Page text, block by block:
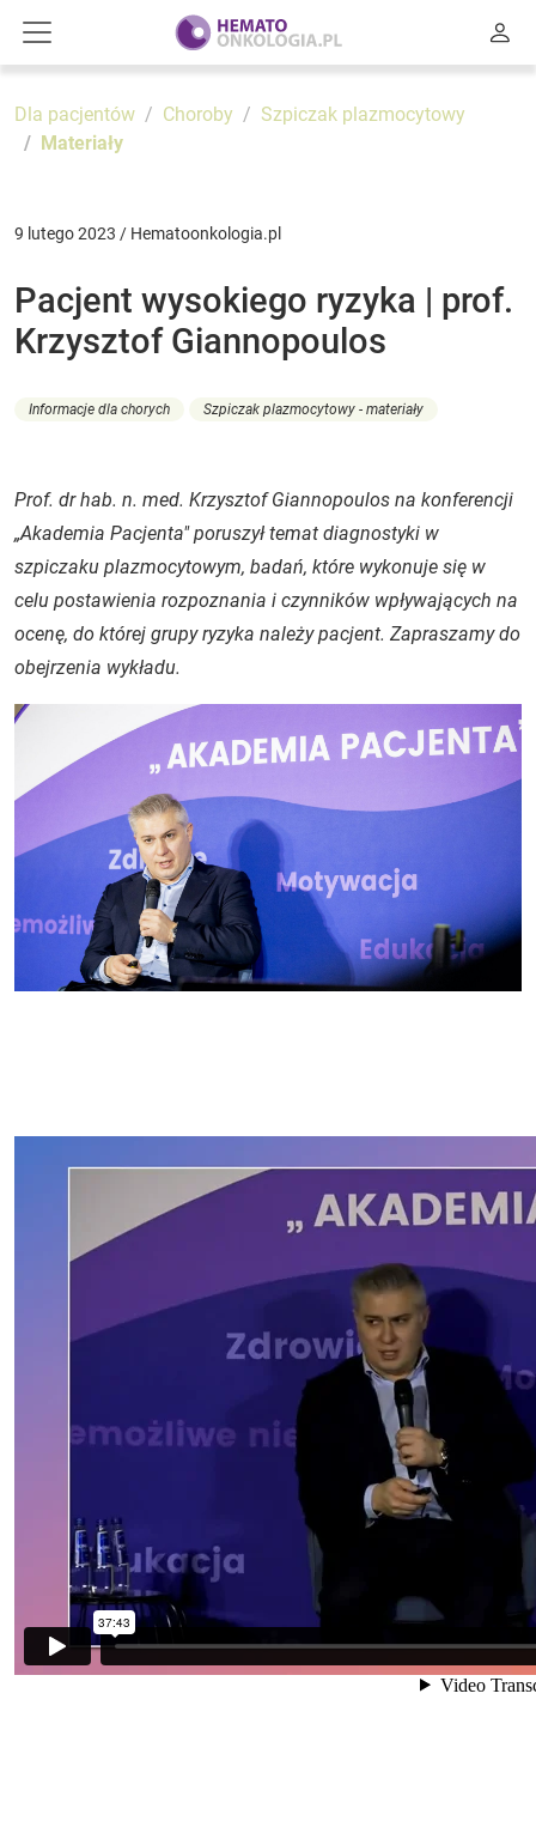
Dla pacjentów Choroby
Szpiczak plazmocytowy
Materiały
9 lutego 2023 / Hematoonkologia.pl
Pacjent wysokiego ryzyka | prof.
Krzysztof Giannopoulos
Informacje dla chorych Szpiczak plazmocytowy - materiały
Prof. dr hab. n. med. Krzysztof Giannopoulos na konferencji
„Akademia Pacjenta" poruszył temat diagnostyki w
szpiczaku plazmocytowym, badań, które wykonuje się w
celu postawienia rozpoznania i czynników wpływających na
ocenę, do której grupy ryzyka należy pacjent. Zapraszamy do
obejrzenia wykładu.